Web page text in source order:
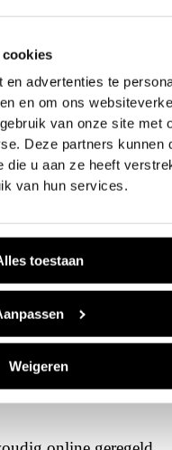
advertenties te
en om ons
van onze site met
Deze partners kunnen
die u aan ze heeft
van hun services.
toestaan
Weigeren